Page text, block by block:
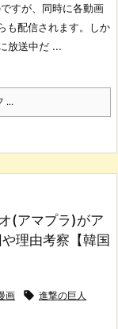
すが、同時に各動画
配信されます。
しか
放送中だ ...
...
(アマプラ)がア
理由考察【韓国
画  進撃の巨人